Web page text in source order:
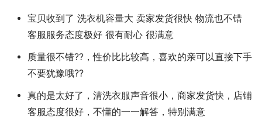
宝贝收到了 洗衣机容量大 卖家发货很快 物流也不错
客服服务态度极好 很有耐心 很满意
质量很不错??，性价比比较高，喜欢的亲可以直接下手
不要犹豫哦??
真的是太好了，清洗衣服声音很小，商家发货快，店铺
客服态度很好，不懂的一一解答，特别满意